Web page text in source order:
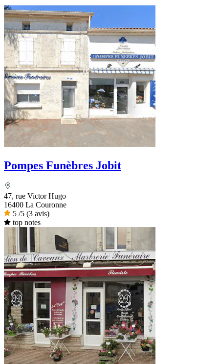
Pompes Funèbres Jobit
47, rue Victor Hugo
16400 La Couronne
5 /5 (3 avis)
top notes